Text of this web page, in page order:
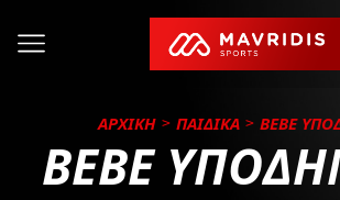
ΑΡΧΙΚΗ ΠΑΙΔΙΚΑ BEBE
BEBE